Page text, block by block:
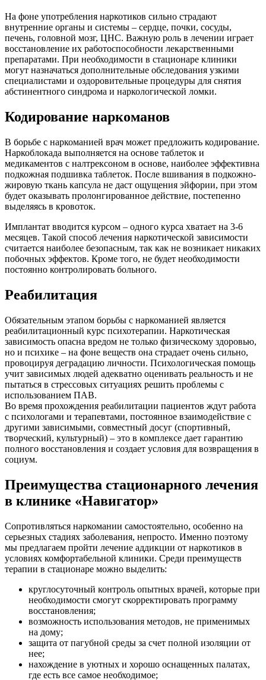
На фоне употребления наркотиков сильно страдают
внутренние органы и системы – сердце, почки, сосуды,
печень, головной мозг, ЦНС. Важную роль в лечении играет
восстановление их работоспособности лекарственными
препаратами. При необходимости в стационаре клиники
могут назначаться дополнительные обследования узкими
специалистами и оздоровительные процедуры для снятия
абстинентного синдрома и наркологической ломки.
Кодирование наркоманов
В борьбе с наркоманией врач может предложить кодирование.
Наркоблокада выполняется на основе таблеток и
медикаментов с налтрексоном в основе, наиболее эффективна
подкожная подшивка таблеток. После вшивания в подкожно-
жировую ткань капсула не даст ощущения эйфории, при этом
будет оказывать пролонгированное действие, постепенно
выделяясь в кровоток.
Имплантат вводится курсом – одного курса хватает на 3-6
месяцев. Такой способ лечения наркотической зависимости
считается наиболее безопасным, так как не возникает никаких
побочных эффектов. Кроме того, не будет необходимости
постоянно контролировать больного.
Реабилитация
Обязательным этапом борьбы с наркоманией является
реабилитационный курс психотерапии. Наркотическая
зависимость опасна вредом не только физическому здоровью,
но и психике – на фоне веществ она страдает очень сильно,
провоцируя деградацию личности. Психологическая помощь
учит зависимых людей адекватно оценивать реальность и не
пытаться в стрессовых ситуациях решить проблемы с
использованием ПАВ.
Во время прохождения реабилитации пациентов ждут работа
с психологами и терапевтами, постоянное взаимодействие с
другими зависимыми, совместный досуг (спортивный,
творческий, культурный) – это в комплексе дает гарантию
полного восстановления и создает условия для возвращения в
социум.
Преимущества стационарного лечения
в клинике «Навигатор»
Сопротивляться наркомании самостоятельно, особенно на
серьезных стадиях заболевания, непросто. Именно поэтому
мы предлагаем пройти лечение аддикции от наркотиков в
условиях комфортабельной клиники. Среди преимуществ
терапии в стационаре можно выделить:
круглосуточный контроль опытных врачей, которые при
необходимости смогут скорректировать программу
восстановления;
возможность использования методов, не применимых
на дому;
защита от пагубной среды за счет полной изоляции от
нее;
нахождение в уютных и хорошо оснащенных палатах,
где есть все самое необходимое;